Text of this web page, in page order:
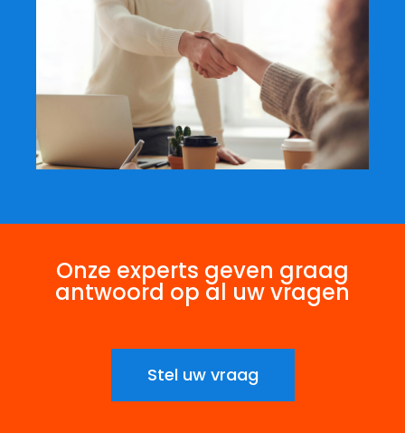
Onze experts geven graag
antwoord op al uw vragen
Stel uw vraag